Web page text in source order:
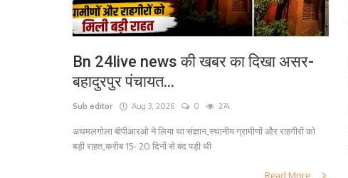
Bn 24live news की खबर का दिखा असर-
बहादुरपुर पंचायत...
Sub editor Aug 3, 2026 0 274
अथमलगोला बीपीआरओ ने लिया था संज्ञान,स्थानीय ग्रामीणों और राहगीरों को
बड़ी राहत,करीब 15- 20 दिनों से बंद पड़ी थी
Read More